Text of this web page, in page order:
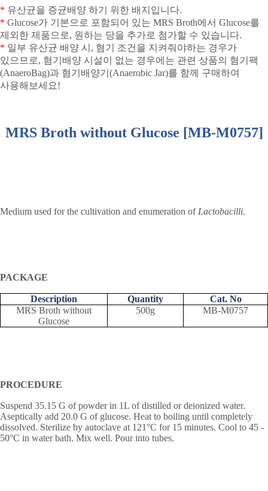
* 유산균을 증균배양 하기 위한 배지입니다.
* Glucose가 기본으로 포함되어 있는 MRS Broth에서 Glucose를
제외한 제품으로, 원하는 당을 추가로 첨가할 수 있습니다.
* 일부 유산균 배양 시 , 혐기 조건을 지켜줘야하는 경우가
있으므로, 혐기배양 시설이 없는 경우에는 관련 상품의 혐기팩
(AnaeroBag)과 혐기배양기 (Anaerobic Jar)를 함께 구매하여
사용해보세요!
MRS Broth without Glucose [MB-M0757]
Medium used for the cultivation and enumeration of Lactobacilli.
PACKAGE
Description Quantity
Cat. No
MRS Broth without
Glucose
500g MB-M0757
PROCEDURE
Suspend 35.15 G of powder in 1L of distilled or deionized water.
Aseptically add 20.0 G of glucose. Heat to boiling until completely
dissolved. Sterilize by autoclave at 121°C for 15 minutes. Cool to 45 -
50°C in water bath. Mix well. Pour into tubes.